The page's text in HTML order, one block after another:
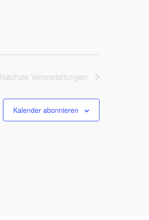
Nächste Veranstaltungen
Kalender abonnieren